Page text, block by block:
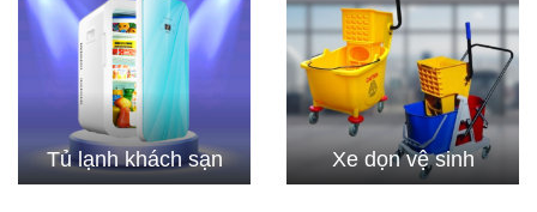
Tủ lạnh khách sạn Xe dọn vệ sinh